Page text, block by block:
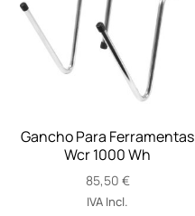
Gancho Para Ferramentas
Wcr 1000 Wh
85,50 €
IVA Incl.